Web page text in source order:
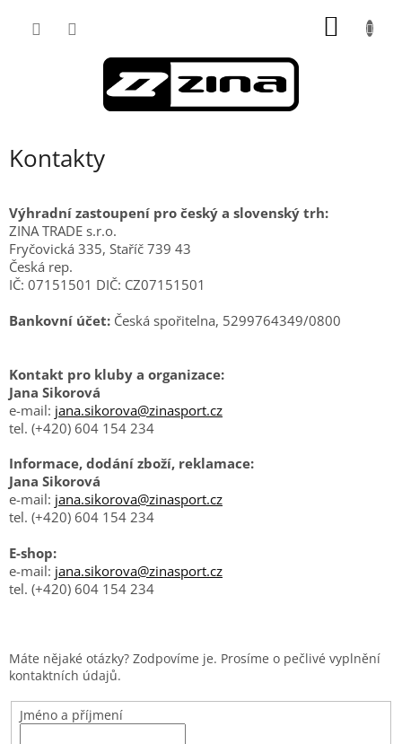
Kontakty
Výhradní zastoupení pro český a slovenský trh:
ZINA TRADE s.r.o.
Fryčovická 335, Staříč 739 43
Česká rep.
IČ: 07151501 DIČ: CZ07151501
Bankovní účet: Česká spořitelna, 5299764349/0800
Kontakt pro kluby a organizace:
Jana Sikorová
e-mail: jana.sikorova@zinasport.cz
tel. (+420) 604 154 234
Informace, dodání zboží, reklamace:
Jana Sikorová
e-mail: jana.sikorova@zinasport.cz
tel. (+420) 604 154 234
E-shop:
e-mail: jana.sikorova@zinasport.cz
tel. (+420) 604 154 234
Máte nějaké otázky? Zodpovíme je. Prosíme o pečlivé vyplnění
kontaktních údajů.
Jméno a příjmení